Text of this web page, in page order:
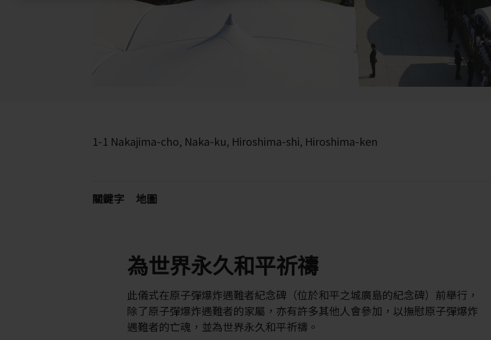
1-1 Nakajima-cho, Naka-ku, Hiroshima-shi, Hiroshima-ken
關鍵字 地圖
為世界永久和平祈禱
此儀式在原子彈爆炸遇難者紀念碑（位於和平之城廣島的紀念碑）前舉行，
除了原子彈爆炸遇難者的家屬，亦有許多其他人會參加，以撫慰原子彈爆炸
遇難者的亡魂，並為世界永久和平祈禱。